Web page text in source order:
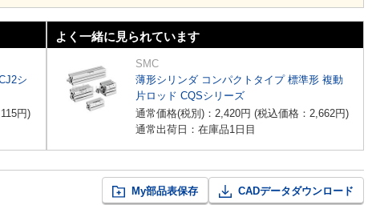
シ
円)
よく一緒に見られています
SMC
薄形シリンダ コンパクトタイプ 標準形 複動
片ロッド CQSシリーズ
通常価格(税別)： 2,420円 (税込価格： 2,662円)
通常出荷日：在庫品1日目
My部品表保存 CADデータダウンロード